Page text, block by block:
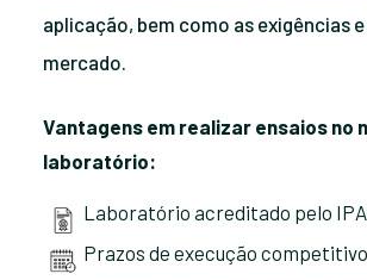
aplicação, bem como as exigências
mercado.
Vantagens em realizar ensaios no
laboratório:
Laboratório acreditado pelo
Prazos de execução